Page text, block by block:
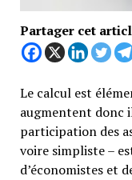
Partager cet
Le calcul est
augmentent donc
participation des
voire simpliste –
d’économistes et